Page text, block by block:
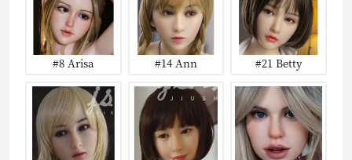
#8 Arisa #14 Ann #21 Betty